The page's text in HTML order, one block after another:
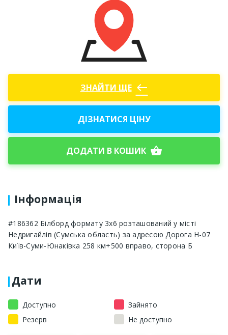
ЗНАЙТИ ЩЕ west
ДІЗНАТИСЯ ЦІНУ
ДОДАТИ В КОШИК shopping_basket
Інформація
#186362 Білборд формату 3х6 розташований у місті
Недригайлів (Сумська область) за адресою Дорога Н-07
Київ-Суми-Юнаківка 258 км+500 вправо, сторона Б
Дати
Доступно
Зайнято
Резерв
Не доступно